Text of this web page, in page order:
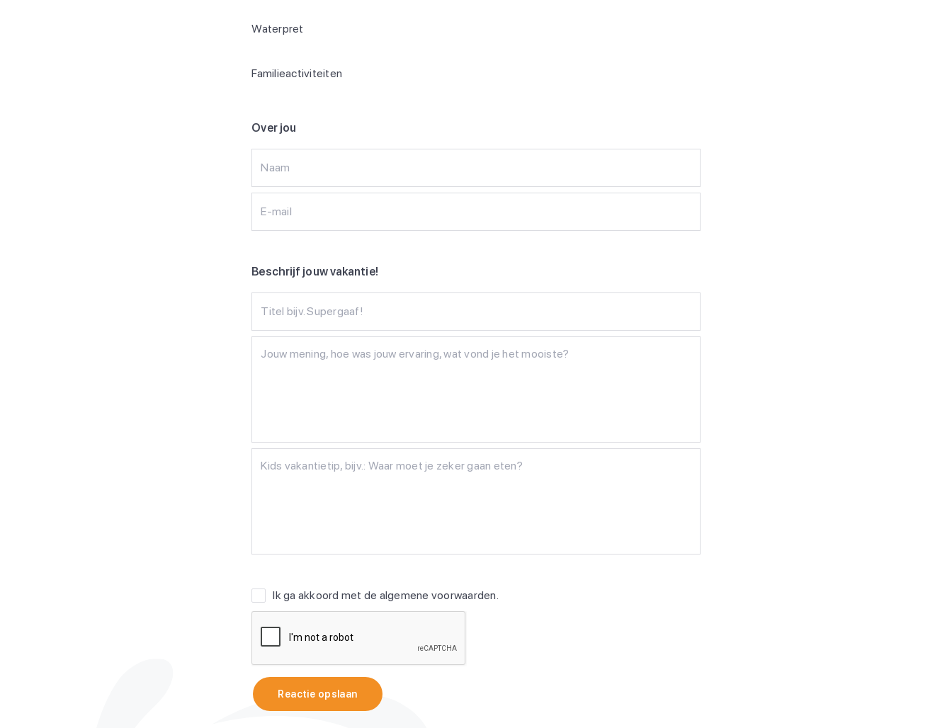
Waterpret
Familieactiviteiten
Over jou
Naam
E-mail
Beschrijf jouw vakantie!
Titel bijv. Supergaaf!
Ik ga akkoord met de algemene voorwaarden.
Reactie opslaan